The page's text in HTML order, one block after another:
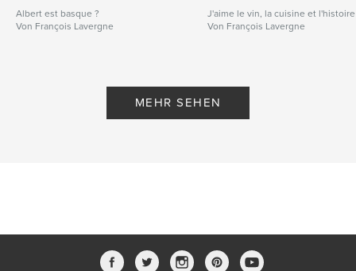
Albert est basque ?
Von François Lavergne
J'aime le vin, la cuisine et l'histoire
Von François Lavergne
MEHR SEHEN